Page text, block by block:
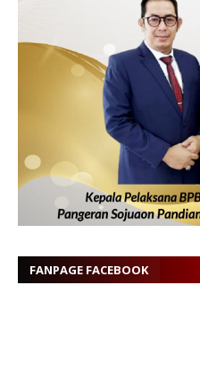
FANPAGE FACEBOOK